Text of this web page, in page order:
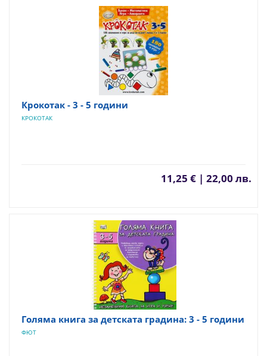
Крокотак - 3 - 5 години
КРОКОТАК
11,25 € | 22,00 лв.
Голяма книга за детската градина: 3 - 5 години
ФЮТ